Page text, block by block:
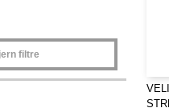
filtre